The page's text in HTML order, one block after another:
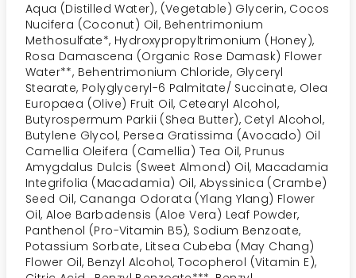
Aqua (Distilled Water), (Vegetable) Glycerin, Cocos
Nucifera (Coconut) Oil, Behentrimonium
Methosulfate*, Hydroxypropyltrimonium (Honey),
Rosa Damascena (Organic Rose Damask) Flower
Water**, Behentrimonium Chloride, Glyceryl
Stearate, Polyglyceryl-6 Palmitate/ Succinate, Olea
Europaea (Olive) Fruit Oil, Cetearyl Alcohol,
Butyrospermum Parkii (Shea Butter), Cetyl Alcohol,
Butylene Glycol, Persea Gratissima (Avocado) Oil
Camellia Oleifera (Camellia) Tea Oil, Prunus
Amygdalus Dulcis (Sweet Almond) Oil, Macadamia
Integrifolia (Macadamia) Oil, Abyssinica (Crambe)
Seed Oil, Cananga Odorata (Ylang Ylang) Flower
Oil, Aloe Barbadensis (Aloe Vera) Leaf Powder,
Panthenol (Pro-Vitamin B5), Sodium Benzoate,
Potassium Sorbate, Litsea Cubeba (May Chang)
Flower Oil, Benzyl Alcohol, Tocopherol (Vitamin E),